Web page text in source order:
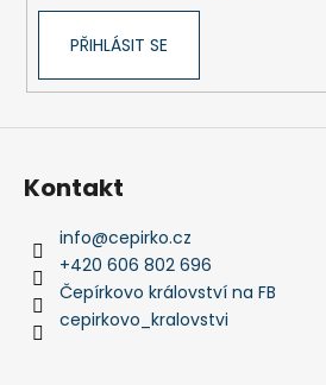
ý
p
PŘIHLÁSIT SE
Kontakt
info@cepirko.cz
+420 606 802 696
Čepírkovo království na FB
cepirkovo_kralovstvi